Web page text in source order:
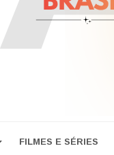
FILMES E SÉRIES